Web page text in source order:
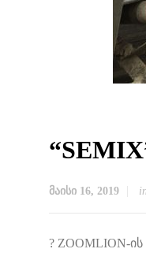
მაისი 16, 2019 in
? ZOOMLION-